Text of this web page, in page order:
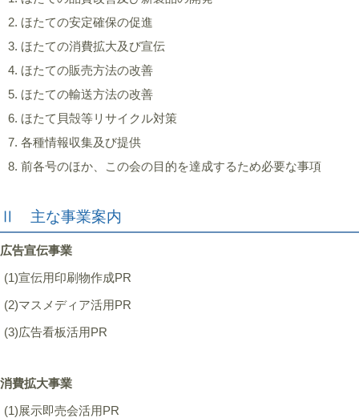
ほたての安定確保の促進
ほたての消費拡大及び宣伝
ほたての販売方法の改善
ほたての輸送方法の改善
ほたて貝殻等リサイクル対策
各種情報収集及び提供
前各号のほか、この会の目的を達成するため必要な事項
Ⅱ 主な事業案内
広告宣伝事業
(1)宣伝用印刷物作成PR
(2)マスメディア活用PR
(3)広告看板活用PR
消費拡大事業
(1)展示即売会活用PR